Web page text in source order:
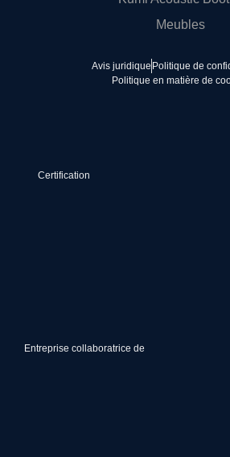
Meubles
Entreprise collaboratrice de
Avis juridique Politique de
Politique en matière de
Certification